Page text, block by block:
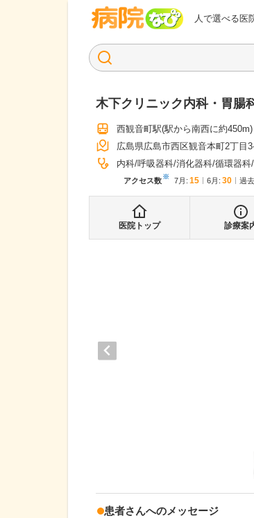
人で選べる医
病院なび
木下クリニック内科・胃腸
西観音町駅(駅から南西に約450m)
広島県広島市西区観音本町2丁目
内科 呼吸器科 消化器科 循環器科
アクセス数※ 7月 : 15 6月 : 30 過
医院トップ 診療案
患者さんへのメッセージ